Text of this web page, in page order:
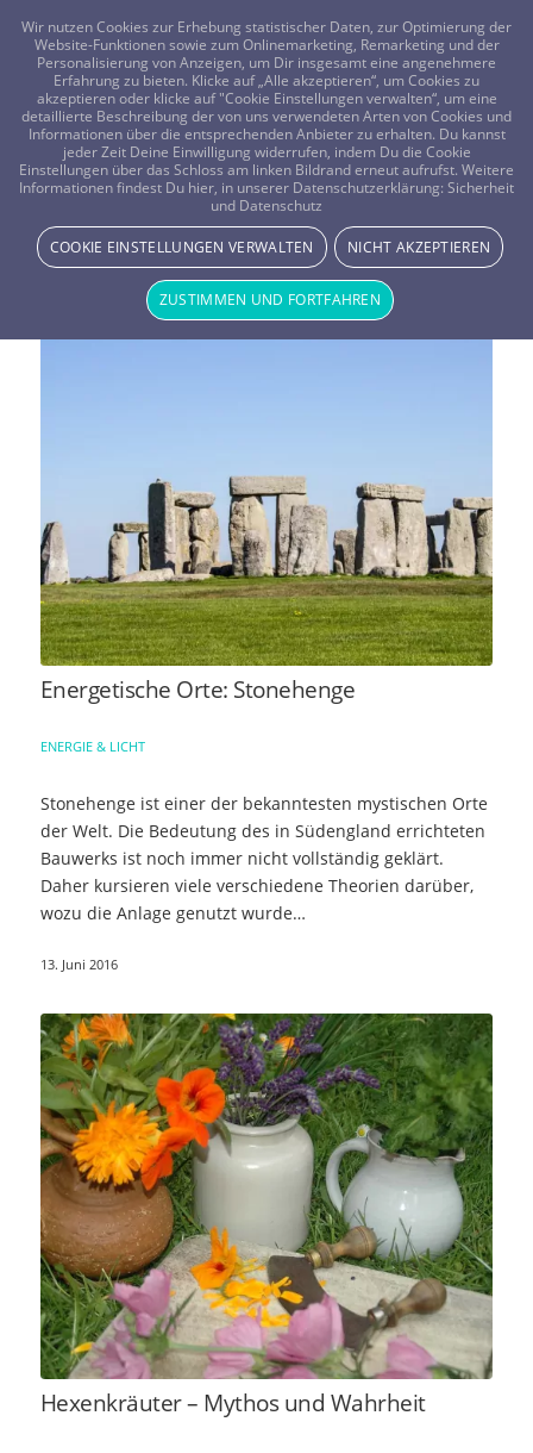
FRAGEN? KOSTENLOS ANRUFEN: 0800-8478266
Schlagwortarchiv für:
Naturrituale und Heilrituale
Energetische Orte: Stonehenge
ENERGIE & LICHT
Stonehenge ist einer der bekanntesten mystischen Orte
der Welt. Die Bedeutung des in Südengland errichteten
Bauwerks ist noch immer nicht vollständig geklärt.
Daher kursieren viele verschiedene Theorien darüber,
wozu die Anlage genutzt wurde…
13. Juni 2016
Hexenkräuter – Mythos und Wahrheit
Wir nutzen Cookies zur Erhebung statistischer Daten, zur Optimierung der
Website-Funktionen sowie zum Onlinemarketing, Remarketing und der
Personalisierung von Anzeigen, um Dir insgesamt eine angenehmere
Erfahrung zu bieten. Klicke auf „Alle akzeptieren“, um Cookies zu
akzeptieren oder klicke auf "Cookie Einstellungen verwalten“, um eine
detaillierte Beschreibung der von uns verwendeten Arten von Cookies und
Informationen über die entsprechenden Anbieter zu erhalten. Du kannst
jeder Zeit Deine Einwilligung widerrufen, indem Du die Cookie
Einstellungen über das Schloss am linken Bildrand erneut aufrufst. Weitere
Informationen findest Du hier, in unserer Datenschutzerklärung: Sicherheit
und Datenschutz
COOKIE EINSTELLUNGEN VERWALTEN NICHT AKZEPTIEREN
ZUSTIMMEN UND FORTFAHREN